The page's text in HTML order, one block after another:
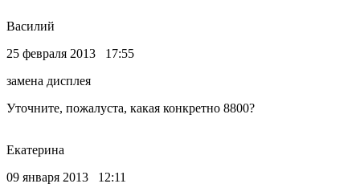
Василий
25 февраля 2013 17:55
замена дисплея
Уточните, пожалуста, какая конкретно 8800?
Екатерина
09 января 2013 12:11